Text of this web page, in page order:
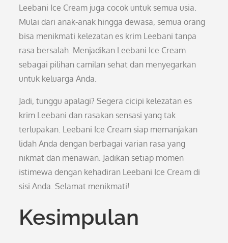
Leebani Ice Cream juga cocok untuk semua usia.
Mulai dari anak-anak hingga dewasa, semua orang
bisa menikmati kelezatan es krim Leebani tanpa
rasa bersalah. Menjadikan Leebani Ice Cream
sebagai pilihan camilan sehat dan menyegarkan
untuk keluarga Anda.
Jadi, tunggu apalagi? Segera cicipi kelezatan es
krim Leebani dan rasakan sensasi yang tak
terlupakan. Leebani Ice Cream siap memanjakan
lidah Anda dengan berbagai varian rasa yang
nikmat dan menawan. Jadikan setiap momen
istimewa dengan kehadiran Leebani Ice Cream di
sisi Anda. Selamat menikmati!
Kesimpulan